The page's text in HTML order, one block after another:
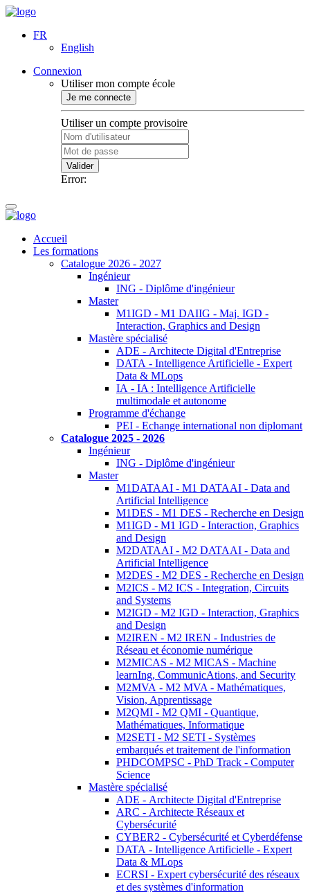
FR
English
Connexion
Utiliser mon compte école
Je me connecte
Utiliser un compte provisoire
Valider
Error:
Accueil
Les formations
Catalogue 2026 - 2027
Ingénieur
ING - Diplôme d'ingénieur
Master
M1IGD - M1 DAIIG - Maj. IGD -
Interaction, Graphics and Design
Mastère spécialisé
ADE - Architecte Digital d'Entreprise
DATA - Intelligence Artificielle - Expert
Data & MLops
IA - IA : Intelligence Artificielle
multimodale et autonome
Programme d'échange
PEI - Echange international non diplomant
Catalogue 2025 - 2026
Ingénieur
ING - Diplôme d'ingénieur
Master
M1DATAAI - M1 DATAAI - Data and
Artificial Intelligence
M1DES - M1 DES - Recherche en Design
M1IGD - M1 IGD - Interaction, Graphics
and Design
M2DATAAI - M2 DATAAI - Data and
Artificial Intelligence
M2DES - M2 DES - Recherche en Design
M2ICS - M2 ICS - Integration, Circuits
and Systems
M2IGD - M2 IGD - Interaction, Graphics
and Design
M2IREN - M2 IREN - Industries de
Réseau et économie numérique
M2MICAS - M2 MICAS - Machine
learnIng, CommunicAtions, and Security
M2MVA - M2 MVA - Mathématiques,
Vision, Apprentissage
M2QMI - M2 QMI - Quantique,
Mathématiques, Informatique
M2SETI - M2 SETI - Systèmes
embarqués et traitement de l'information
PHDCOMPSC - PhD Track - Computer
Science
Mastère spécialisé
ADE - Architecte Digital d'Entreprise
ARC - Architecte Réseaux et
Cybersécurité
CYBER2 - Cybersécurité et Cyberdéfense
DATA - Intelligence Artificielle - Expert
Data & MLops
ECRSI - Expert cybersécurité des réseaux
et des systèmes d'information